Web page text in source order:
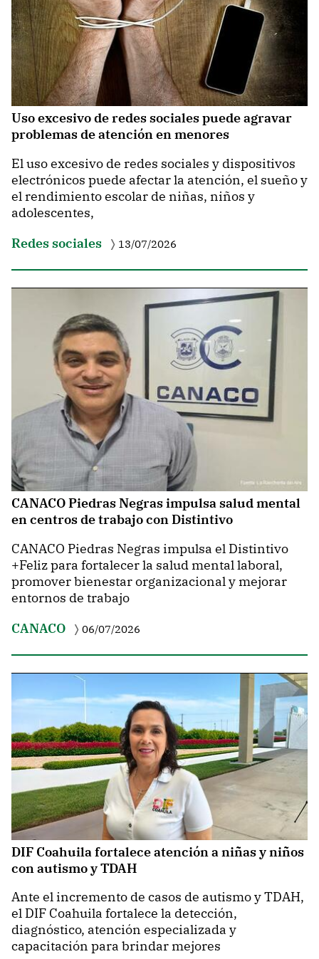
Uso excesivo de redes sociales puede agravar
problemas de atención en menores
El uso excesivo de redes sociales y dispositivos
electrónicos puede afectar la atención, el sueño y
el rendimiento escolar de niñas, niños y
adolescentes,
Redes sociales
13/07/2026
CANACO Piedras Negras impulsa salud mental
en centros de trabajo con Distintivo
CANACO Piedras Negras impulsa el Distintivo
+Feliz para fortalecer la salud mental laboral,
promover bienestar organizacional y mejorar
entornos de trabajo
CANACO
06/07/2026
DIF Coahuila fortalece atención a niñas y niños
con autismo y TDAH
Ante el incremento de casos de autismo y TDAH,
el DIF Coahuila fortalece la detección,
diagnóstico, atención especializada y
capacitación para brindar mejores